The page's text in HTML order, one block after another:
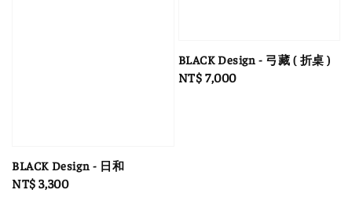
BLACK Design - 日和
Regular
NT$ 3,300
BLACK Design - 弓藏 ( 折桌 )
Regular
NT$ 7,000